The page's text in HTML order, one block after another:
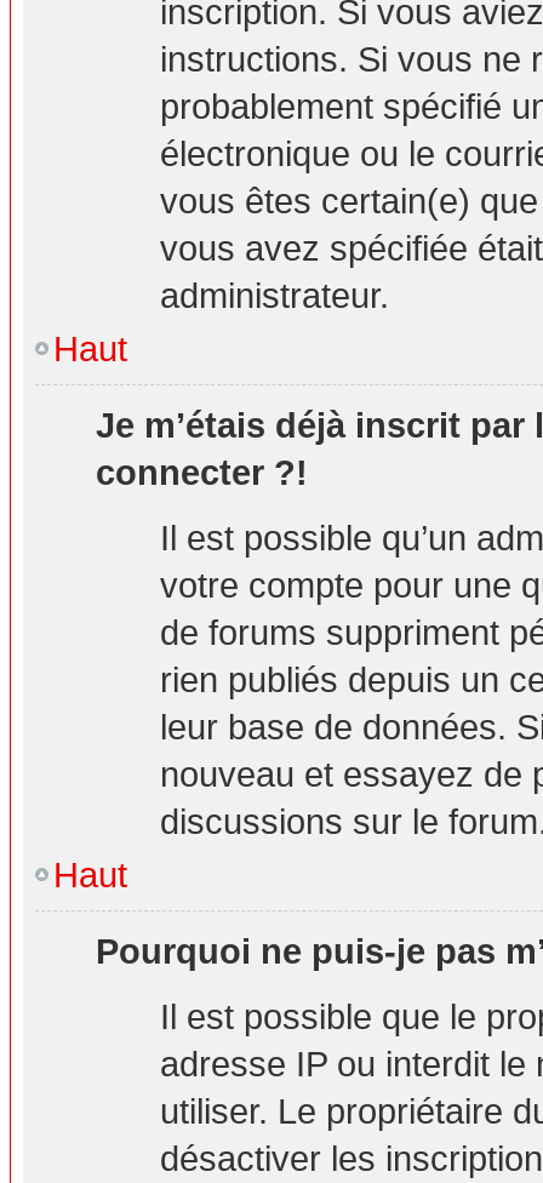
inscription. Si vous
instructions. Si vous ne
probablement spécifié
électronique ou le
vous êtes certain(e)
vous avez spécifiée
administrateur.
Haut
Je m’étais déjà inscrit
connecter ?!
Il est possible qu’un
votre compte pour une
de forums suppriment
rien publiés depuis un
leur base de données.
nouveau et essayez de
discussions sur le
Haut
Pourquoi ne puis-je pas
Il est possible que le
adresse IP ou interdit le
utiliser. Le propriétaire
désactiver les